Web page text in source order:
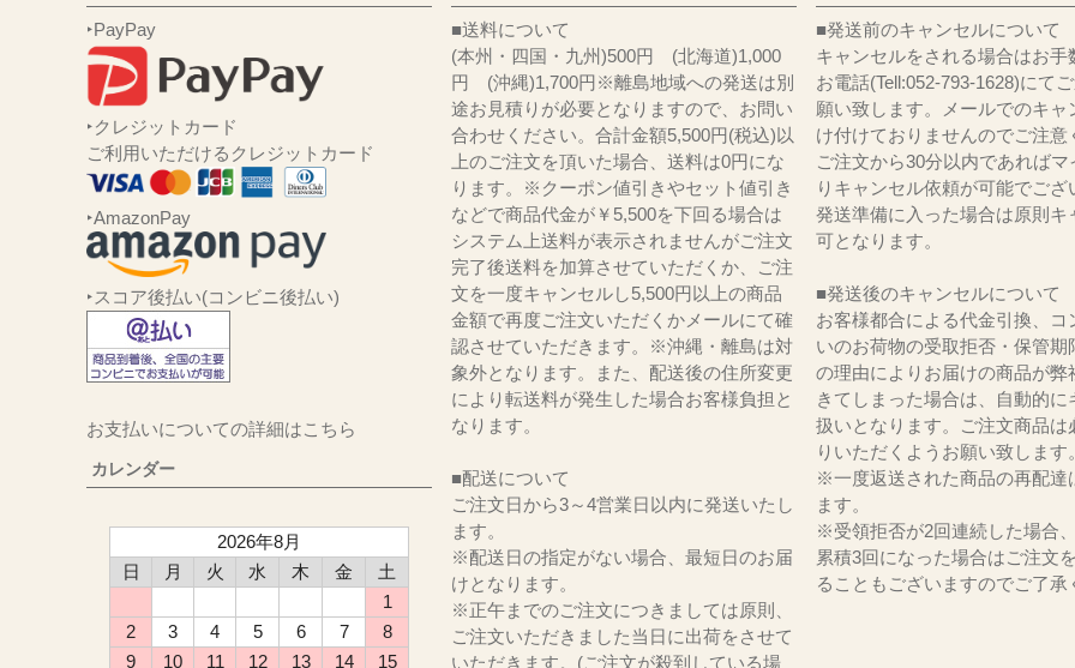
‣PayPay
‣クレジットカード
ご利用いただけるクレジットカード
‣AmazonPay
‣スコア後払い(コンビニ後払い)
お支払いについての詳細はこちら
カレンダー
2026年8月
日
月 火 水 木 金
土
1
2
3 4 5 6 7
8
9
10 11 12 13 14 15
■送料について
(本州・四国・九州)500円 (北海道)1,000
円 (沖縄)1,700円※離島地域への発送は別
途お見積りが必要となりますので、お問い
合わせください。合計金額5,500円(税込)以
上のご注文を頂いた場合、送料は0円にな
ります。※クーポン値引きやセット値引き
などで商品代金が￥5,500を下回る場合は
システム上送料が表示されませんがご注文
完了後送料を加算させていただくか、ご注
文を一度キャンセルし5,500円以上の商品
金額で再度ご注文いただくかメールにて確
認させていただきます。※沖縄・離島は対
象外となります。また、配送後の住所変更
により転送料が発生した場合お客様負担と
なります。
■配送について
ご注文日から3～4営業日以内に発送いたし
ます。
※配送日の指定がない場合、最短日のお届
けとなります。
※正午までのご注文につきましては原則、
ご注文いただきました当日に出荷をさせて
いただきます。(ご注文が殺到している場
■発送前のキャンセルについて
キャンセルをされる場合はお手
お電話(Tell:052-793-1628)にて
願い致します。メールでのキャ
け付けておりませんのでご注意
ご注文から30分以内であればマ
りキャンセル依頼が可能でござ
発送準備に入った場合は原則キ
可となります。
■発送後のキャンセルについて
お客様都合による代金引換、コ
いのお荷物の受取拒否・保管期
の理由によりお届けの商品が弊
きてしまった場合は、自動的に
扱いとなります。ご注文商品は
りいただくようお願い致します。
※一度返送された商品の再配達
ます。
※受領拒否が2回連続した場合
累積3回になった場合はご注文
ることもございますのでご了承